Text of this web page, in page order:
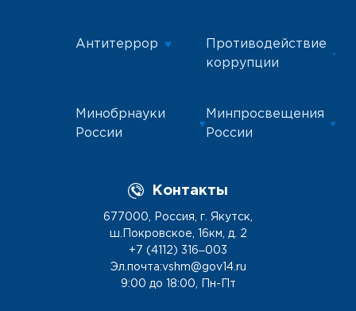
Антитеррор
Противодействие
коррупции
Минобрнауки
России
Минпросвещения
России
Контакты
677000, Россия, г. Якутск,
ш.Покровское, 16км, д. 2
+7 (4112) 316‒003
Эл.почта:vshm@gov14.ru
9:00 до 18:00, Пн-Пт